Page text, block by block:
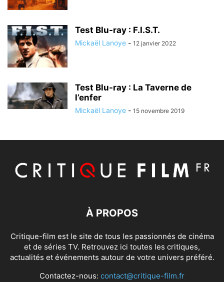
Test Blu-ray : F.I.S.T.
Mickaël Lanoye - 12 janvier 2022
Test Blu-ray : La Taverne de
l’enfer
Mickaël Lanoye - 15 novembre 2019
À PROPOS
Critique-film est le site de tous les passionnés de cinéma
et de séries TV. Retrouvez ici toutes les critiques,
actualités et événements autour de votre univers préféré.
Contactez-nous: contact@critique-film.fr